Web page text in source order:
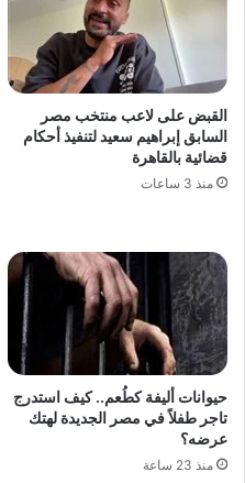
القبض على لاعب منتخب مصر
السابق إبراهيم سعيد لتنفيذ أحكام
قضائية بالقاهرة
منذ 3 ساعات
حيوانات أليفة كطُعم.. كيف استدرج
تاجر طفلاً في مصر الجديدة لهتك
عرضه؟
منذ 23 ساعة